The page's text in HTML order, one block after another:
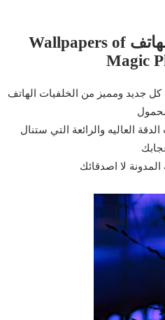
خلفيات السحر للهاتف Wallpapers of
Magic
جديد ومميز من الخلفيات الهاتف
العاليه والرائعة التي ستنال
لا اصدقائك